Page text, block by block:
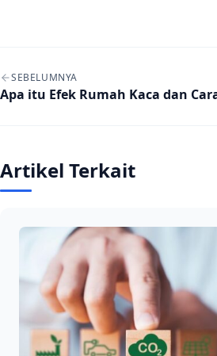
Navigasi artikel
SEBELUMNYA
Apa itu Efek Rumah Kaca dan
Artikel Terkait